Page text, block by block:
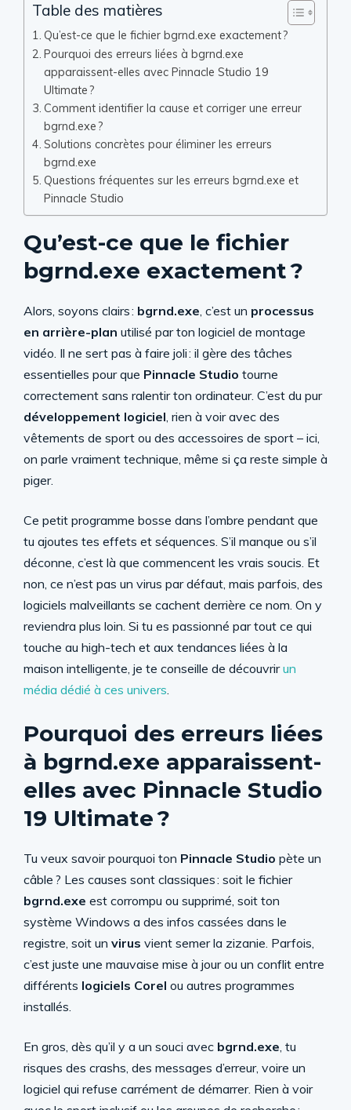
Table des matières
Qu’est-ce que le fichier bgrnd.exe exactement ?
Pourquoi des erreurs liées à bgrnd.exe
apparaissent-elles avec Pinnacle Studio 19
Ultimate ?
Comment identifier la cause et corriger une erreur
bgrnd.exe ?
Solutions concrètes pour éliminer les erreurs
bgrnd.exe
Questions fréquentes sur les erreurs bgrnd.exe et
Pinnacle Studio
Qu’est-ce que le fichier
bgrnd.exe exactement ?
Alors, soyons clairs : bgrnd.exe, c’est un processus
en arrière-plan utilisé par ton logiciel de montage
vidéo. Il ne sert pas à faire joli : il gère des tâches
essentielles pour que Pinnacle Studio tourne
correctement sans ralentir ton ordinateur. C’est du pur
développement logiciel, rien à voir avec des
vêtements de sport ou des accessoires de sport – ici,
on parle vraiment technique, même si ça reste simple à
piger.
Ce petit programme bosse dans l’ombre pendant que
tu ajoutes tes effets et séquences. S’il manque ou s’il
déconne, c’est là que commencent les vrais soucis. Et
non, ce n’est pas un virus par défaut, mais parfois, des
logiciels malveillants se cachent derrière ce nom. On y
reviendra plus loin. Si tu es passionné par tout ce qui
touche au high-tech et aux tendances liées à la
maison intelligente, je te conseille de découvrirun
média dédié à ces univers.
Pourquoi des erreurs liées
à bgrnd.exe apparaissent-
elles avec Pinnacle Studio
19 Ultimate ?
Tu veux savoir pourquoi ton Pinnacle Studio pète un
câble ? Les causes sont classiques : soit le fichier
bgrnd.exe est corrompu ou supprimé, soit ton
système Windows a des infos cassées dans le
registre, soit un virus vient semer la zizanie. Parfois,
c’est juste une mauvaise mise à jour ou un conflit entre
différents logiciels Corel ou autres programmes
installés.
En gros, dès qu’il y a un souci avec bgrnd.exe, tu
risques des crashs, des messages d’erreur, voire un
logiciel qui refuse carrément de démarrer. Rien à voir